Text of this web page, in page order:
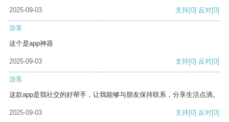
2025-09-03
支持[0] 反对[0]
游客
这个是app神器
2025-09-03 支持[0] 反对[0]
游客
这款app是我社交的好帮手，让我能够与朋友保持联系，分享生活点滴。
2025-09-03 支持[0] 反对[0]